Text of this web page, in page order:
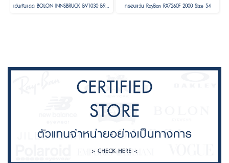
แว่นกันแดด BOLON INNSBRUCK BV1030 B90 Size 58 กรอบแว่น RayBan RX7260F 2000 Size 54